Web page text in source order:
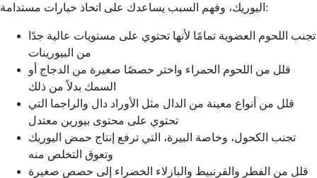
اليوريك، وفهم السبب يساعدك على اتخاذ خيارات مستدامة:
تجنب اللحوم العضوية تمامًا لأنها تحتوي على مستويات عالية جدًا
من البيورينات
قلل من اللحوم الحمراء واختر حصصًا صغيرة من الدجاج أو
السمك بدلاً من ذلك
قلل من أنواع معينة من الدال مثل الأوراد دال والراجما التي
تحتوي على محتوى بيورين معتدل
تجنب الكحول، وخاصة البيرة، التي ترفع إنتاج حمض اليوريك
وتعوق التخلص منه
قلل من الفطر والقرنبيط والبازلاء الخضراء إلى حصص صغيرة